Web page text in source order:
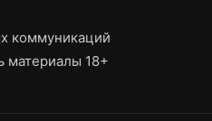
коммуникаций
материалы 18+